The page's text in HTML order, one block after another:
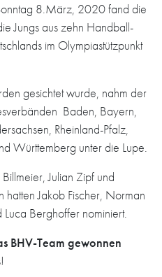
8.März, 2020 fand die
Jungs aus zehn Handball-
im Olympiastützpunkt
gesichtet wurde, nahm der
Baden, Bayern,
Rheinland-Pfalz,
Württemberg unter die Lupe.
Julian Zipf und
Jakob Fischer, Norman
Berghoffer nominiert.
BHV-Team gewonnen